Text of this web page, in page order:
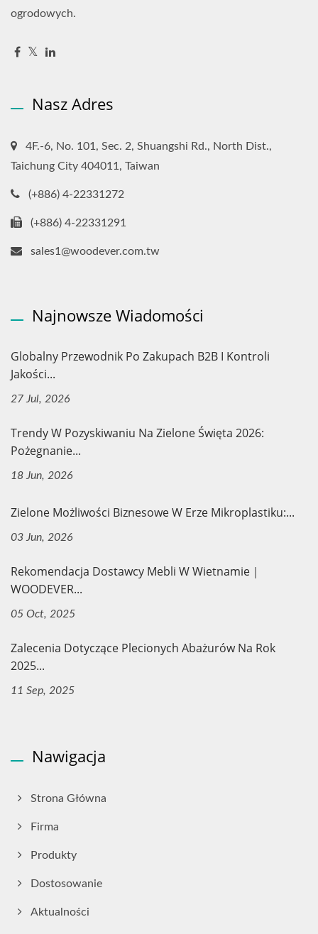
ogrodowych.
Nasz Adres
4F.-6, No. 101, Sec. 2, Shuangshi Rd., North Dist.,
Taichung City 404011, Taiwan
(+886) 4-22331272
(+886) 4-22331291
sales1@woodever.com.tw
Najnowsze Wiadomości
Globalny Przewodnik Po Zakupach B2B I Kontroli
Jakości...
27 Jul, 2026
Trendy W Pozyskiwaniu Na Zielone Święta 2026:
Pożegnanie...
18 Jun, 2026
Zielone Możliwości Biznesowe W Erze Mikroplastiku:...
03 Jun, 2026
Rekomendacja Dostawcy Mebli W Wietnamie｜
WOODEVER...
05 Oct, 2025
Zalecenia Dotyczące Plecionych Abażurów Na Rok
2025...
11 Sep, 2025
Nawigacja
Strona Główna
Firma
Produkty
Dostosowanie
Aktualności